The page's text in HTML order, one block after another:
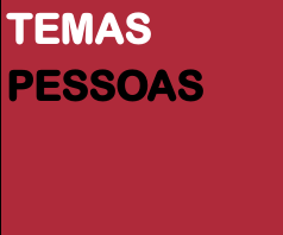
TEMAS
PESSOAS